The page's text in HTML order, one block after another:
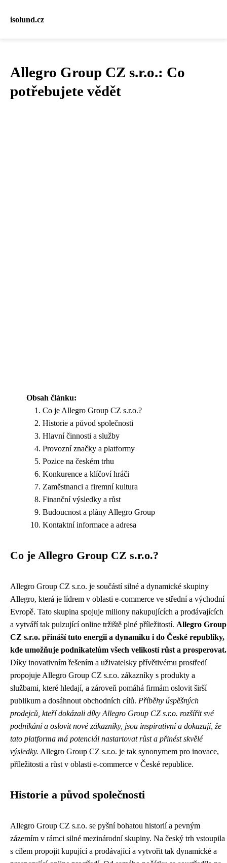
isolund.cz
Allegro Group CZ s.r.o.: Co
potřebujete vědět
Obsah článku:
Co je Allegro Group CZ s.r.o.?
Historie a původ společnosti
Hlavní činnosti a služby
Provozní značky a platformy
Pozice na českém trhu
Konkurence a klíčoví hráči
Zaměstnanci a firemní kultura
Finanční výsledky a růst
Budoucnost a plány Allegro Group
Kontaktní informace a adresa
Co je Allegro Group CZ s.r.o.?
Allegro Group CZ s.r.o. je součástí silné a dynamické skupiny
Allegro, která je lídrem v oblasti e-commerce ve střední a východní
Evropě. Tato skupina spojuje miliony nakupujících a prodávajících
a vytváří tak pulzující online tržiště plné příležitostí. Allegro Group
CZ s.r.o. přináší tuto energii a dynamiku i do České republiky,
kde umožňuje podnikatelům všech velikostí růst a prosperovat.
Díky inovativním řešením a uživatelsky přívětivému prostředí
propojuje Allegro Group CZ s.r.o. zákazníky s produkty a
službami, které hledají, a zároveň pomáhá firmám oslovit širší
publikum a dosáhnout obchodních cílů. Příběhy úspěšných
prodejců, kteří dokázali díky Allegro Group CZ s.r.o. rozšířit své
podnikání a oslovit nové zákazníky, jsou inspirativní a dokazují, že
tato platforma má potenciál nastartovat růst a přinést skvělé
výsledky. Allegro Group CZ s.r.o. je tak synonymem pro inovace,
příležitosti a růst v oblasti e-commerce v České republice.
Historie a původ společnosti
Allegro Group CZ s.r.o. se pyšní bohatou historií a pevným
zázemím v rámci silné mezinárodní skupiny. Na český trh vstoupila
s cílem propojit kupující a prodávající a vytvořit tak dynamické a